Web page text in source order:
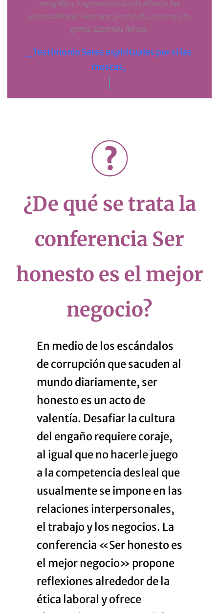
magnífica. La presentación de Alberto fue
extraordinaria: Humana, profunda, cercana a la
gente. Estamos felices.
_Testimonio Seres espirituales por si las
moscas,
¿De qué se trata la
conferencia Ser
honesto es el mejor
negocio?
En medio de los escándalos
de corrupción que sacuden al
mundo diariamente, ser
honesto es un acto de
valentía. Desafiar la cultura
del engaño requiere coraje,
al igual que no hacerle juego
a la competencia desleal que
usualmente se impone en las
relaciones interpersonales,
el trabajo y los negocios. La
conferencia «Ser honesto es
el mejor negocio» propone
reflexiones alrededor de la
ética laboral y ofrece